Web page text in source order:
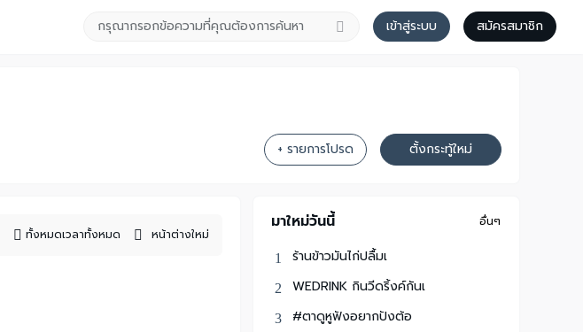
เข้าสู่ระบบ สมัครสมาชิก
+ รายการโปรด ตั้งกระทู้ใหม่
หน้าต่างใหม่
ทั้งหมดเวลาทั้งหมด
มาใหม่วันนี้ อื่นๆ
ร้านข้าวมันไก่ปลื้มเ
WEDRINK กินวีดริ้งค์กันเ
#ตาดูหูฟังอยากปังต้อ